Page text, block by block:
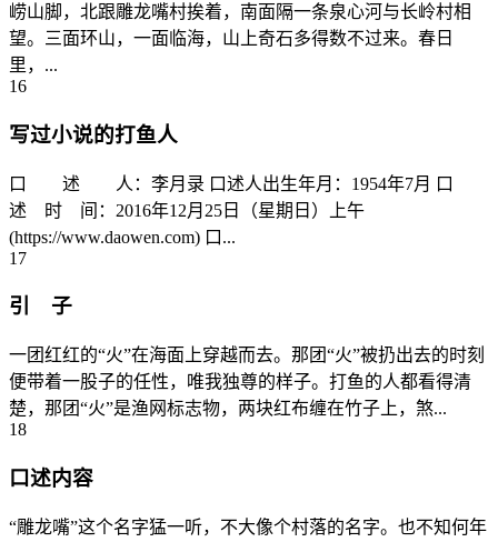
崂山脚，北跟雕龙嘴村挨着，南面隔一条泉心河与长岭村相
望。三面环山，一面临海，山上奇石多得数不过来。春日
里，...
16
写过小说的打鱼人
口 述 人：李月录 口述人出生年月：1954年7月 口
述 时 间：2016年12月25日（星期日）上午
(https://www.daowen.com) 口...
17
引 子
一团红红的“火”在海面上穿越而去。那团“火”被扔出去的时刻
便带着一股子的任性，唯我独尊的样子。打鱼的人都看得清
楚，那团“火”是渔网标志物，两块红布缠在竹子上，煞...
18
口述内容
“雕龙嘴”这个名字猛一听，不大像个村落的名字。也不知何年